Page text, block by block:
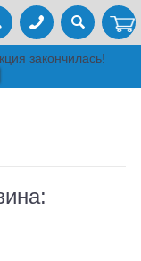
закончилась!